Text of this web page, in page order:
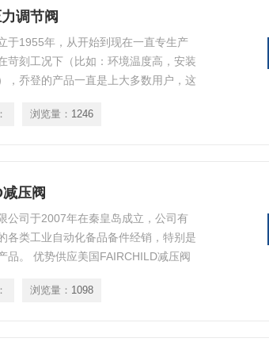
调节阀
于1955年，从开始到现在一直专生产
苛刻工况下（比如：环境温度高，安装
，乔登的产品一直是上大多数用户，这
行机构能动作的
浏览量： 1246
压阀
公司于2007年在秦皇岛成立，公司有
各类工业自动化备品备件经销，特别是
品。 优势供应美国FAIRCHILD减压阀
浏览量： 1098